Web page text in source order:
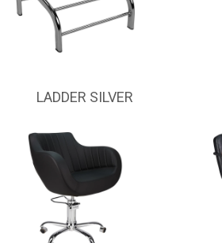
LADDER SILVER